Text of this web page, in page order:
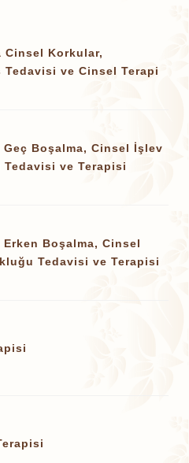
Cinsel Korkular,
Tedavisi ve Cinsel Terapi
Geç Boşalma, Cinsel İşlev
Tedavisi ve Terapisi
Erken Boşalma, Cinsel
Tedavisi ve Terapisi